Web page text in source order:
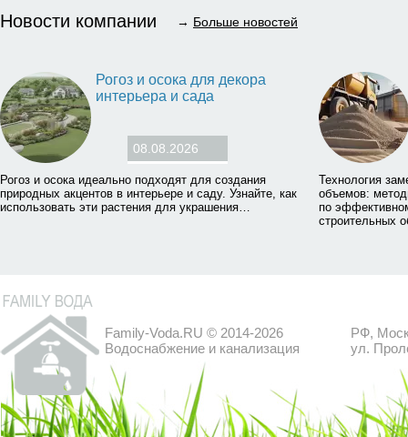
Новости компании → Больше новостей
Рогоз и осока для декора
интерьера и сада
08.08.2026
Рогоз и осока идеально подходят для создания
природных акцентов в интерьере и саду. Узнайте, как
использовать эти растения для украшения…
Технология
объемов:
по
строительных
Family-Voda.RU © 2014-2026
Водоснабжение и канализация
РФ,
ул.